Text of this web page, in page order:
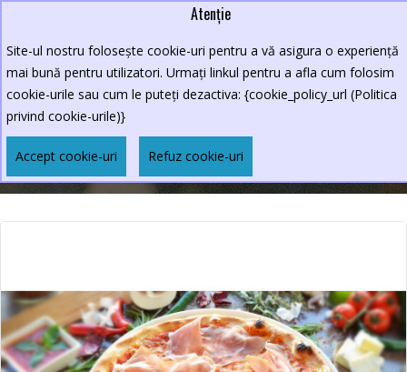
Atenție
Site-ul nostru folosește cookie-uri pentru a vă asigura o experiență
mai bună pentru utilizatori. Urmați linkul pentru a afla cum folosim
cookie-urile sau cum le puteți dezactiva: {cookie_policy_url (Politica
privind cookie-urile)}
Accept cookie-uri Refuz cookie-uri
0264.590213
New Croco
PIZZA PROSCIUTTO CRUDO 400GR